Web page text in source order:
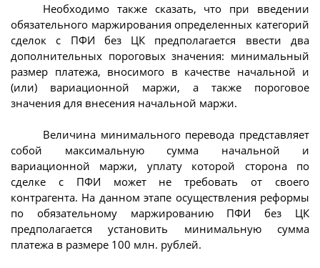
Необходимо также сказать, что при введении
обязательного маржирования определенных категорий
сделок с ПФИ без ЦК предполагается ввести два
дополнительных пороговых значения: минимальный
размер платежа, вносимого в качестве начальной и
(или) вариационной маржи, а также пороговое
значения для внесения начальной маржи.
Величина минимального перевода представляет
собой максимальную сумма начальной и
вариационной маржи, уплату которой сторона по
сделке с ПФИ может не требовать от своего
контрагента. На данном этапе осуществления реформы
по обязательному маржированию ПФИ без ЦК
предполагается установить минимальную сумма
платежа в размере 100 млн. рублей.